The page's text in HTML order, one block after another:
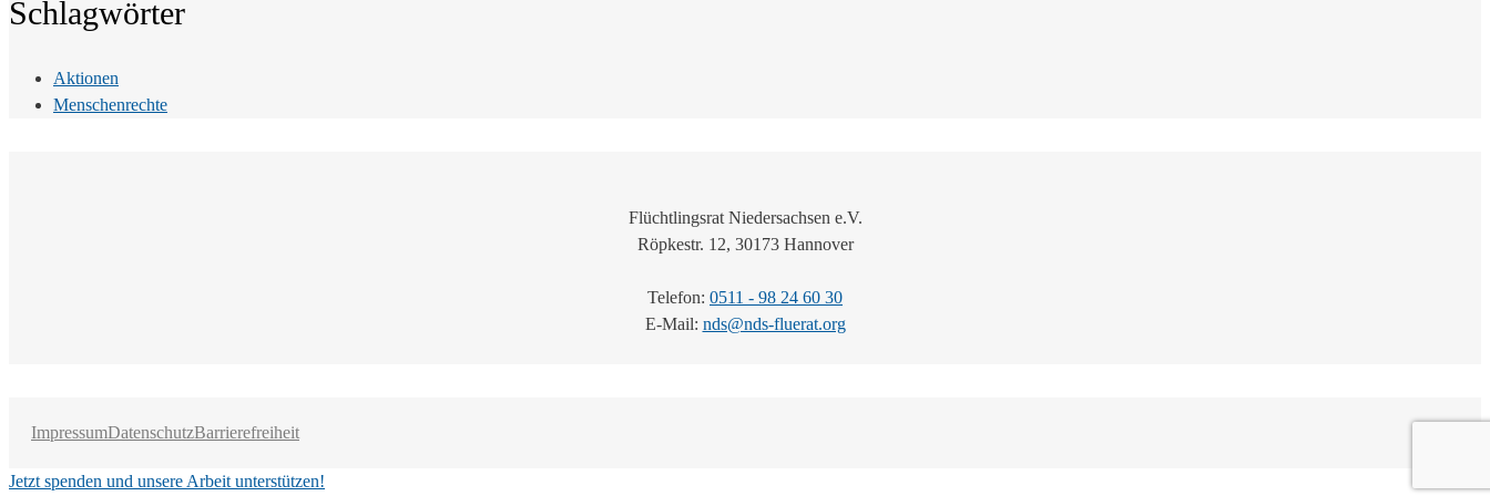
Schlagwörter
Aktionen
Menschenrechte
Flüchtlingsrat Niedersachsen e.V.
Röpkestr. 12, 30173 Hannover
Telefon: 0511 - 98 24 60 30
E-Mail: nds@nds-fluerat.org
ImpressumDatenschutzBarrierefreiheit
Jetzt spenden und unsere Arbeit unterstützen!